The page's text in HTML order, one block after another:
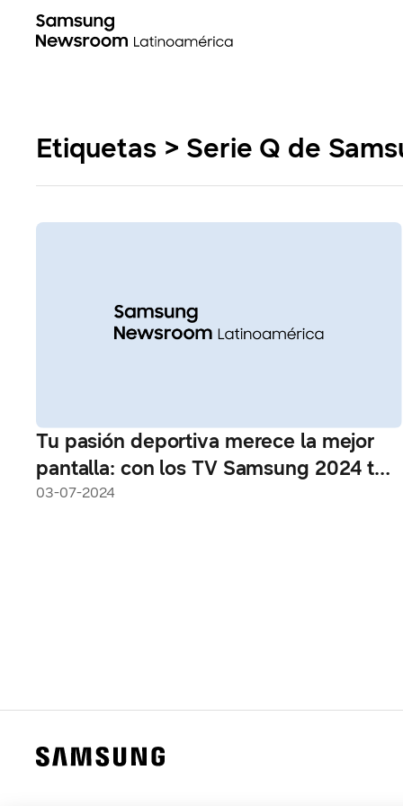
Etiquetas > Serie Q de
Tu pasión deportiva merece la mejor
pantalla: con los TV Samsung 2024 te
sentirás en la cancha
03-07-2024